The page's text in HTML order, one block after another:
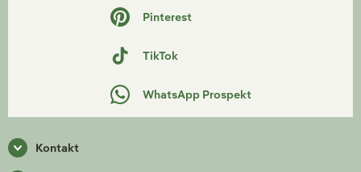
Pinterest
TikTok
WhatsApp Prospekt
Kontakt